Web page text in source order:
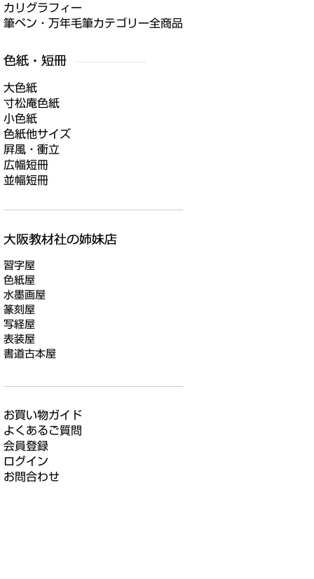
カリグラフィー
筆ペン・万年毛筆カテゴリー全商品
大色紙
寸松庵色紙
小色紙
色紙他サイズ
屛風・衝立
広幅短冊
並幅短冊
習字屋
色紙屋
水墨画屋
篆刻屋
写経屋
表装屋
書道古本屋
お買い物ガイド
よくあるご質問
会員登録
ログイン
お問合わせ